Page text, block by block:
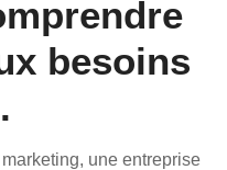
besoins
une entreprise